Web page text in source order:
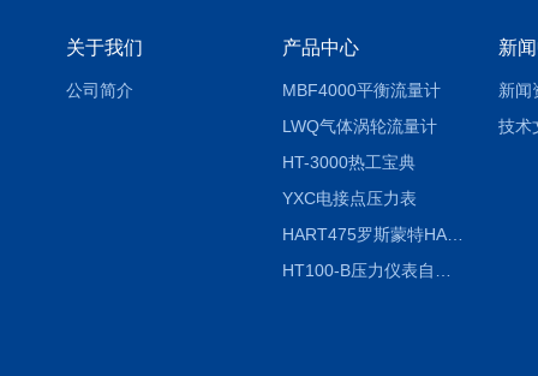
关于我们
公司简介
产品中心
MBF4000平衡流量计
LWQ气体涡轮流量计
HT-3000热工宝典
YXC电接点压力表
HART475罗斯蒙特HART475手操器
新
新闻
技术